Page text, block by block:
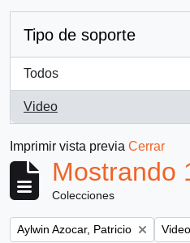
Tipo de soporte
Todos
Video
, 1 resultados
Imprimir vista previa Cerrar
Mostrando
Colecciones
Remove filter:
Aylwin Azocar, Patricio Video